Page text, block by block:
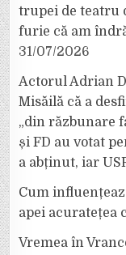
trupei de teatru
furie că am
31/07/2026
Actorul Adrian
Misăilă că a
„din răzbunare
și FD au votat
a abținut, iar
Cum
apei
Vremea în